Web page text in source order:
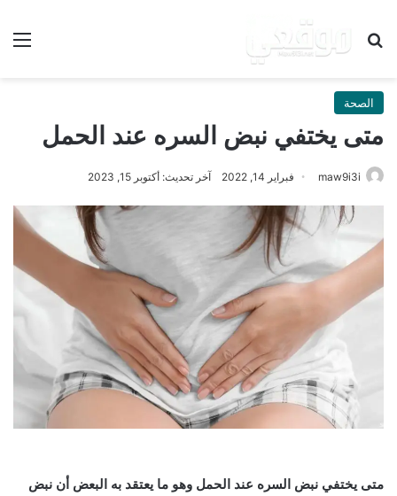
بحث عن
الصحة
متى يختفي نبض السره عند الحمل
maw9i3i فبراير 14, 2022 آخر تحديث: أكتوبر 15, 2023
متى يختفي نبض السره عند الحمل وهو ما يعتقد به البعض أن نبض